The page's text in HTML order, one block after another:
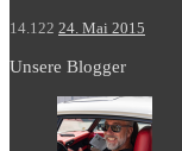
14.122 24. Mai 2015
Unsere Blogger